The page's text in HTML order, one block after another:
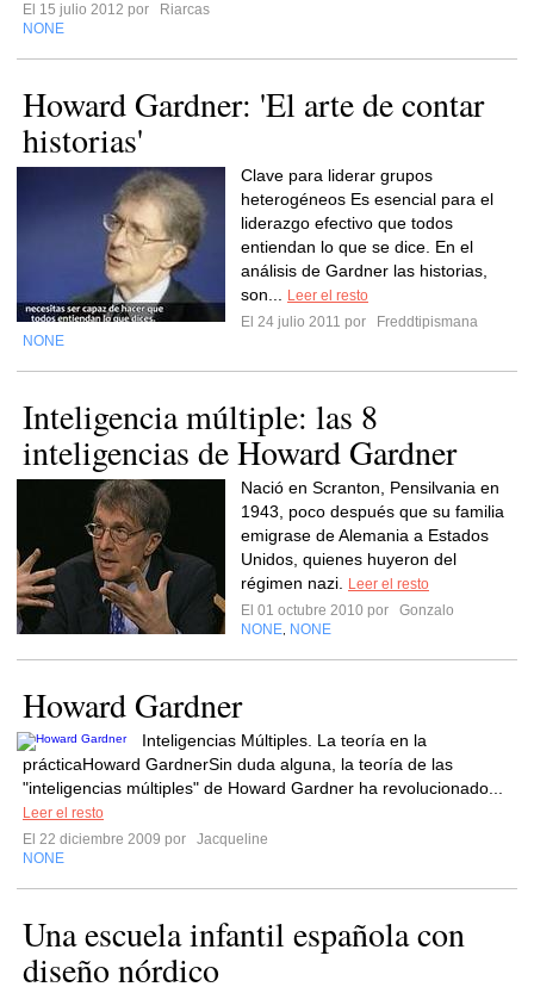
El 15 julio 2012 por
Riarcas
NONE
Howard Gardner: 'El arte de contar
historias'
Clave para liderar grupos
heterogéneos Es esencial para el
liderazgo efectivo que todos
entiendan lo que se dice. En el
análisis de Gardner las historias,
son...
Leer el resto
El 24 julio 2011 por
Freddtipismana
NONE
Inteligencia múltiple: las 8
inteligencias de Howard Gardner
Nació en Scranton, Pensilvania en
1943, poco después que su familia
emigrase de Alemania a Estados
Unidos, quienes huyeron del
régimen nazi.
Leer el resto
El 01 octubre 2010 por
Gonzalo
NONE NONE
Howard Gardner
Inteligencias Múltiples. La teoría en la
prácticaHoward GardnerSin duda alguna, la teoría de las
"inteligencias múltiples" de Howard Gardner ha revolucionado...
Leer el resto
El 22 diciembre 2009 por
Jacqueline
NONE
Una escuela infantil española con
diseño nórdico